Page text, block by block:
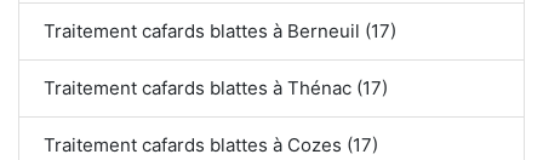
Traitement cafards blattes à Berneuil (17)
Traitement cafards blattes à Thénac (17)
Traitement cafards blattes à Cozes (17)